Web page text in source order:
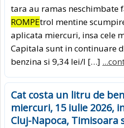
tara au ramas neschimbate
ROMPEtrol mentine
aplicata miercuri, insa cele
Capitala sunt in continuare
benzina si 9,34 lei/l […]
Cat costa un litru de
miercuri, 15 iulie 2026,
Cluj-Napoca, Timisoara